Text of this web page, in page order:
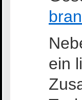
ein